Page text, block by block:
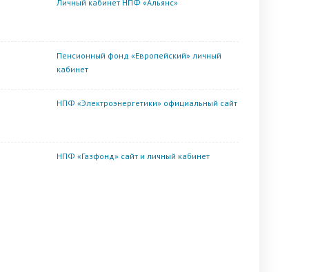
Личный кабинет НПФ «Альянс»
Пенсионный фонд «Европейский» личный
кабинет
НПФ «Электроэнергетики» официальный сайт
НПФ «Газфонд» сайт и личный кабинет